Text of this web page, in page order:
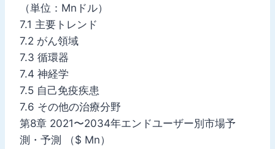
（単位：Mnドル）
7.1 主要トレンド
7.2 がん領域
7.3 循環器
7.4 神経学
7.5 自己免疫疾患
7.6 その他の治療分野
第8章 2021〜2034年エンドユーザー別市場予
測・予測 （$ Mn）